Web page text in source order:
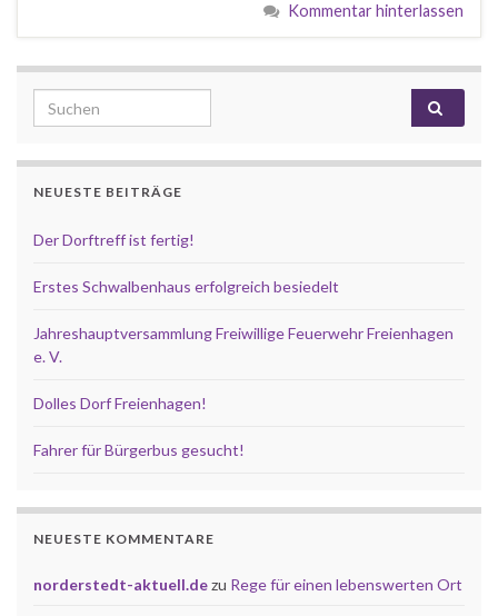
Kommentar hinterlassen
Search for:
NEUESTE BEITRÄGE
Der Dorftreff ist fertig!
Erstes Schwalbenhaus erfolgreich besiedelt
Jahreshauptversammlung Freiwillige Feuerwehr Freienhagen
e. V.
Dolles Dorf Freienhagen!
Fahrer für Bürgerbus gesucht!
NEUESTE KOMMENTARE
norderstedt-aktuell.dezu Rege für einen lebenswerten Ort